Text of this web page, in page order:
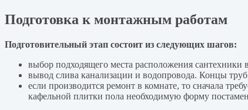
Подготовка к монтажным работам
Подготовительный этап состоит из следующих шагов:
выбор подходящего места расположения сантехники
вывод слива канализации и водопровода. Концы
если производится ремонт в комнате, то сначала
кафельной плитки пола необходимую форму